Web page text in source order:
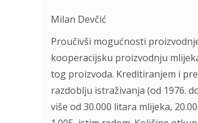
Milan Devčić
Proučivši mogućnosti
kooperacijsku proizvodnju
tog proizvoda. Kreditiranjem i
razdoblju istraživanja (od 1976.
više od 30.000 litara mlijeka,